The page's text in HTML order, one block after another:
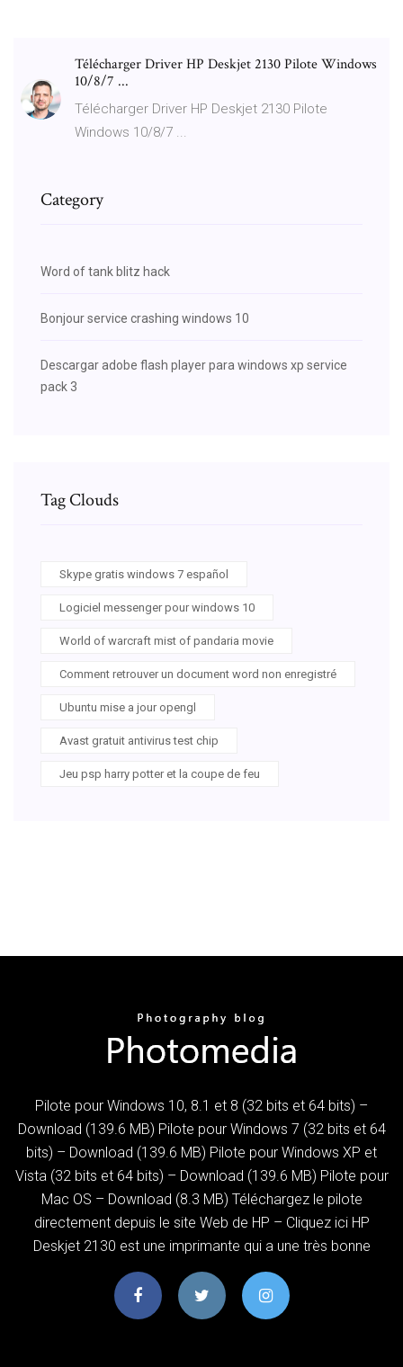
Télécharger Driver HP Deskjet 2130 Pilote Windows
10/8/7 ...
Télécharger Driver HP Deskjet 2130 Pilote
Windows 10/8/7 ...
Category
Word of tank blitz hack
Bonjour service crashing windows 10
Descargar adobe flash player para windows xp service
pack 3
Tag Clouds
Skype gratis windows 7 español
Logiciel messenger pour windows 10
World of warcraft mist of pandaria movie
Comment retrouver un document word non enregistré
Ubuntu mise a jour opengl
Avast gratuit antivirus test chip
Jeu psp harry potter et la coupe de feu
Pilote pour Windows 10, 8.1 et 8 (32 bits et 64 bits) –
Download (139.6 MB) Pilote pour Windows 7 (32 bits et 64
bits) – Download (139.6 MB) Pilote pour Windows XP et
Vista (32 bits et 64 bits) – Download (139.6 MB) Pilote pour
Mac OS – Download (8.3 MB) Téléchargez le pilote
directement depuis le site Web de HP – Cliquez ici HP
Deskjet 2130 est une imprimante qui a une très bonne